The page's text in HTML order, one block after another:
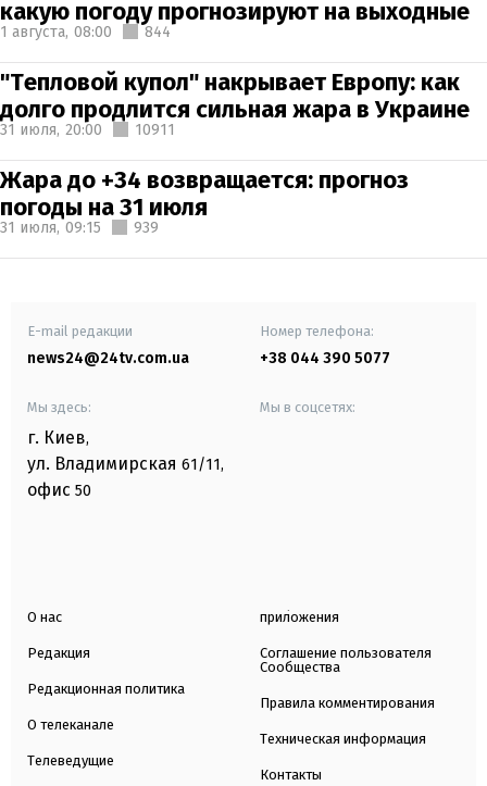
какую погоду прогнозируют на выходные
1 августа, 08:00 844
"Тепловой купол" накрывает Европу: как
долго продлится сильная жара в Украине
31 июля, 20:00 10911
Жара до +34 возвращается: прогноз
погоды на 31 июля
31 июля, 09:15 939
E-mail редакции
news24@24tv.com.ua
Номер телефона:
+38 044 390 5077
Мы здесь:
г. Киев,
ул. Владимирская 61/11,
офис 50
Мы в соцсетях:
О нас
Редакция
Редакционная политика
О телеканале
Телеведущие
приложения
Соглашение пользователя
Сообщества
Правила комментирования
Техническая информация
Контакты